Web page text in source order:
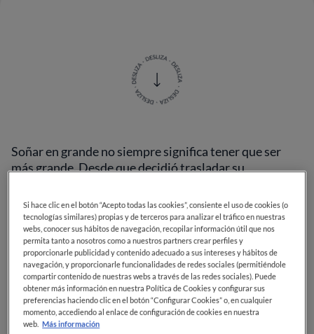
Soñar en grande no siempre significa tener que ser
más grande. Desde que decidió trasladar su
ubicación original en el barrio de Botafogo, en Río de
Janeiro, laversión 2.0 deLasai, el galardonado
restaurante del chefRafa Costa e Silva, ha pasado de
45 a sólo10 plazas. El amplio espacio de dos pisos con
tres espacios distintos fue reemplazado poruna sola
sala íntima sin ventanas, una barra de mármol en
forma de L y con una iluminación espectacular,
creando asíuna experiencia única y
considerablemente más exclusiva
Si hace clic en el botón “Acepto todas las cookies”, consiente el uso de cookies (o
tecnologías similares) propias y de terceros para analizar el tráfico en nuestras
webs, conocer sus hábitos de navegación, recopilar información útil que nos
permita tanto a nosotros como a nuestros partners crear perfiles y
proporcionarle publicidad y contenido adecuado a sus intereses y hábitos de
navegación, y proporcionarle funcionalidades de redes sociales (permitiéndole
compartir contenido de nuestras webs a través de las redes sociales). Puede
obtener más información en nuestra Política de Cookies y configurar sus
preferencias haciendo clic en el botón “Configurar Cookies” o, en cualquier
momento, accediendo al enlace de configuración de cookies en nuestra
web. Más información